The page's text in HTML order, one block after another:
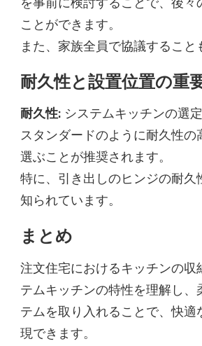
ことができます。
また、家族全員で協議すること
耐久性と設置位置の重
耐久性: システムキッチンの選
スタンダードのように耐久性の
選ぶことが推奨されます。
特に、引き出しのヒンジの耐久
知られています。
まとめ
注文住宅におけるキッチンの収
テムキッチンの特性を理解し、
テムを取り入れることで、快適
現できます。